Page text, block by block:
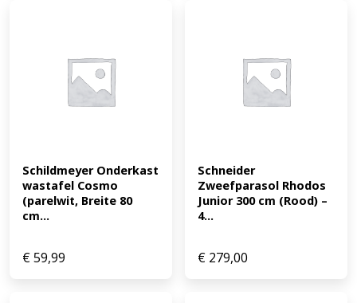
Schildmeyer Onderkast
wastafel Cosmo
(parelwit, Breite 80
cm...
€59,99
Schneider
Zweefparasol Rhodos
Junior 300 cm (Rood) –
4...
€ 279,00